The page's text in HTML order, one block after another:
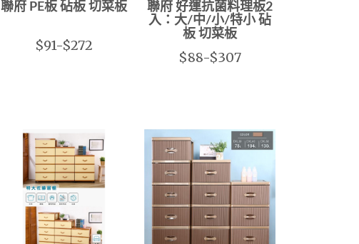
聯府 PE板 砧板 切菜板
$91-$272
聯府 好運抗菌料理板2
入：大/中/小/特小 砧
板 切菜板
$88-$307